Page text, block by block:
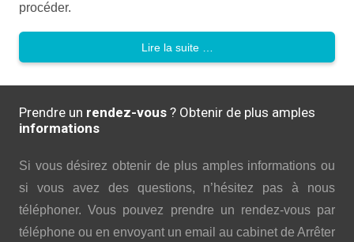
procéder.
Lire la suite …
Prendre un rendez-vous ? Obtenir de plus amples
informations
Si vous désirez obtenir de plus amples informations ou
si vous avez des questions, n’hésitez pas à nous
téléphoner. Vous pouvez prendre un rendez-vous par
téléphone ou en envoyant un email au cabinet de Arrêter